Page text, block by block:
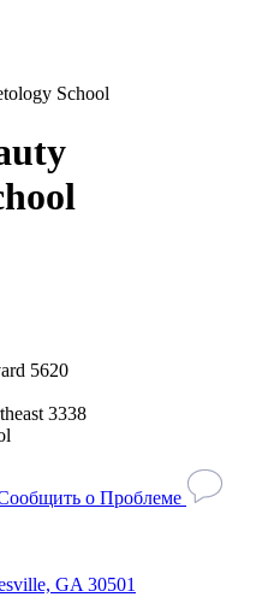
School
5620
3338
о Проблеме
GA 30501